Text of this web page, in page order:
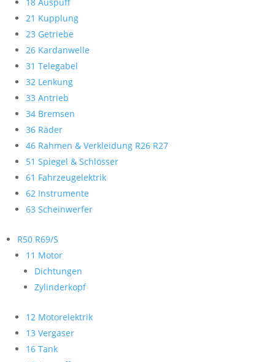
21 Kupplung
23 Getriebe
26 Kardanwelle
31 Telegabel
32 Lenkung
33 Antrieb
34 Bremsen
36 Räder
46 Rahmen & Verkleidung R26 R27
51 Spiegel & Schlösser
61 Fahrzeugelektrik
62 Instrumente
63 Scheinwerfer
R50 R69/S
11 Motor
Dichtungen
Zylinderkopf
12 Motorelektrik
13 Vergaser
16 Tank